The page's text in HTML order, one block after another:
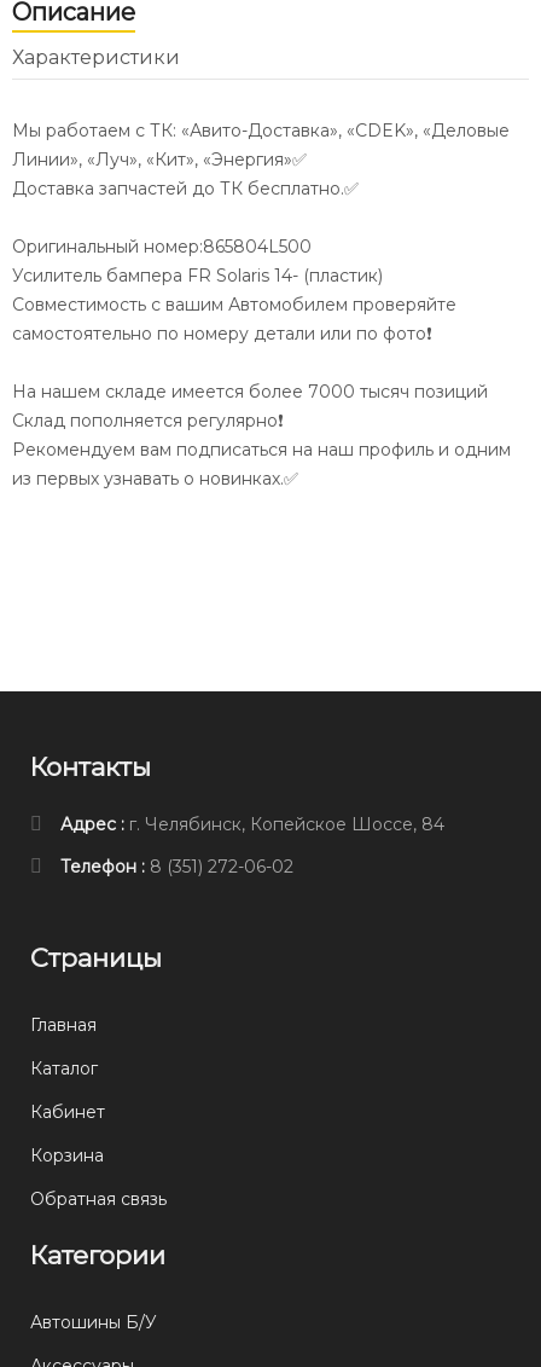
Описание
Характеристики
Мы работаем с ТК: «Авито-Доставка», «CDEK», «Деловые
Линии», «Луч», «Кит», «Энергия»✅
Доставка запчастей до ТК бесплатно.✅
Оригинальный номер:865804L500
Усилитель бампера FR Solaris 14- (пластик)
Совместимость с вашим Автомобилем проверяйте
самостоятельно по номеру детали или по фото❗️
На нашем складе имеется более 7000 тысяч позиций
Склад пополняется регулярно❗️
Рекомендуем вам подписаться на наш профиль и одним
из первых узнавать о новинках.✅
Контакты
Адрес : г. Челябинск, Копейское Шоссе, 84
Телефон : 8 (351) 272-06-02
Страницы
Главная
Каталог
Кабинет
Корзина
Обратная связь
Категории
Автошины Б/У